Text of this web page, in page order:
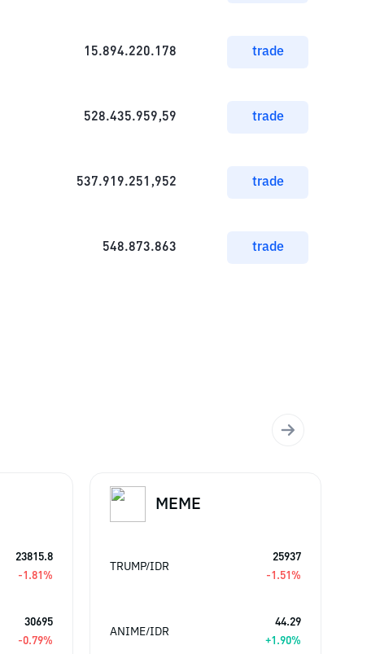
15.894.220.178 trade
528.435.959,59 trade
537.919.251,952 trade
548.873.863 trade
23815.8
-1.81 %
30695
-0.79%
MEME
TRUMP/IDR
25937
-1.51 %
ANIME/IDR
44.29
+1.90%